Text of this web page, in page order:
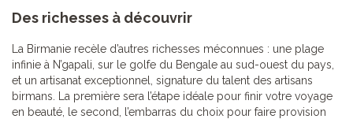
Des richesses à découvrir
La Birmanie recèle d’autres richesses méconnues : une plage
infinie à N’gapali, sur le golfe du Bengale au sud-ouest du pays,
et un artisanat exceptionnel, signature du talent des artisans
birmans. La première sera l’étape idéale pour finir votre voyage
en beauté, le second, l’embarras du choix pour faire provision